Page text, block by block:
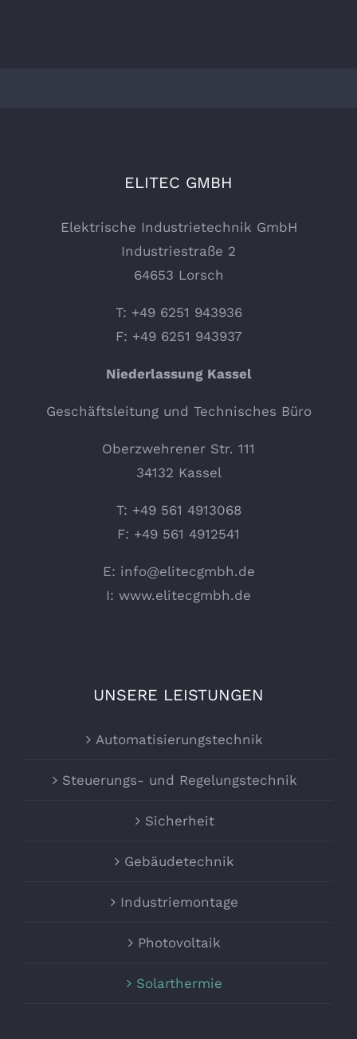
ELITEC GMBH
Elektrische Industrietechnik GmbH
Industriestraße 2
64653 Lorsch
T: +49 6251 943936
F: +49 6251 943937
Niederlassung Kassel
Geschäftsleitung und Technisches Büro
Oberzwehrener Str. 111
34132 Kassel
T: +49 561 4913068
F: +49 561 4912541
E: info@elitecgmbh.de
I: www.elitecgmbh.de
UNSERE LEISTUNGEN
Automatisierungstechnik
Steuerungs- und Regelungstechnik
Sicherheit
Gebäudetechnik
Industriemontage
Photovoltaik
Solarthermie